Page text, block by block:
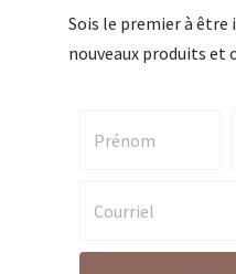
Sois le premier à être
nouveaux produits et
pieds au chaud durant les
fibres (recyclées) / 1%
framboise rendra le